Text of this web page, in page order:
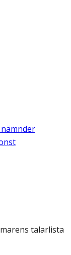
talarlista